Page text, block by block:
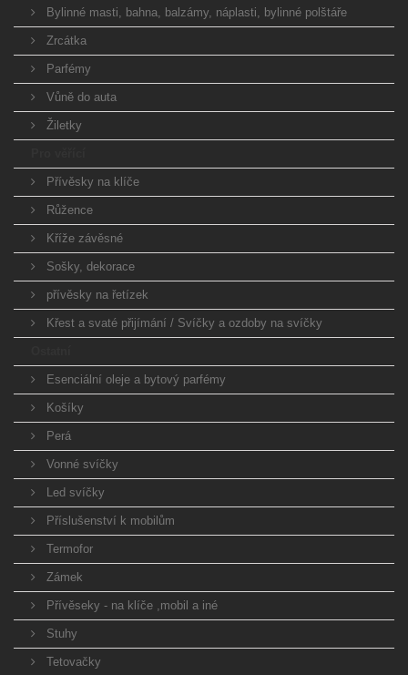
Bylinné masti, bahna, balzámy, náplasti, bylinné polštáře
Zrcátka
Parfémy
Vůně do auta
Žiletky
Přívěsky na klíče
Růžence
Kříže závěsné
Sošky, dekorace
přívěsky na řetízek
Křest a svaté přijímání / Svíčky a ozdoby na svíčky
Esenciální oleje a bytový parfémy
Košíky
Perá
Vonné svíčky
Led svíčky
Příslušenství k mobilům
Termofor
Zámek
Přívěseky - na klíče ,mobil a iné
Stuhy
Tetovačky